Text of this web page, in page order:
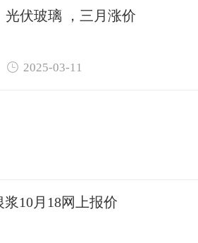
光伏玻璃 ，三月涨价
 2025-03-11
10月18网上报价